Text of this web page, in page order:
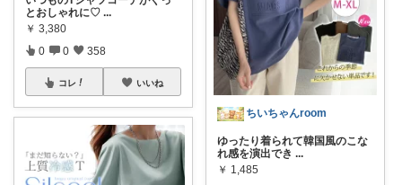
とおしゃれに♡ ...
￥ 3,380
0 0 358
コレ いいね
ちいちゃんroom
ゆったり着られて韓国風のこな
れ感を演出でき ...
￥ 1,485